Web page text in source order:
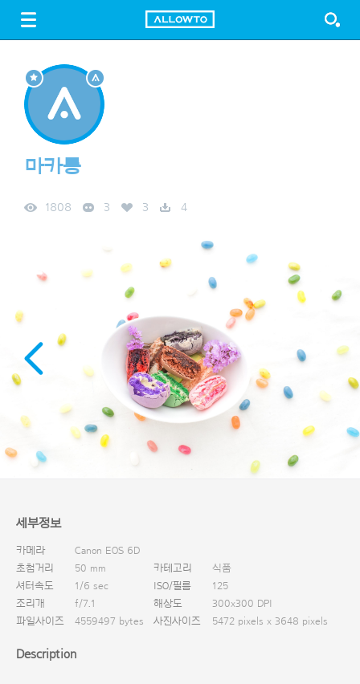
FREE DOWNLOAD
마카롱
1808 3 3 4
세부정보
카메라
Canon EOS 6D
초첨거리
50 mm 카테고리
식품
셔터속도
1/6 sec ISO/필름
125
조리개
f/7.1 해상도
300x300 DPI
파일사이즈
4559497 bytes 사진사이즈 5472 pixels x 3648 pixels
Description